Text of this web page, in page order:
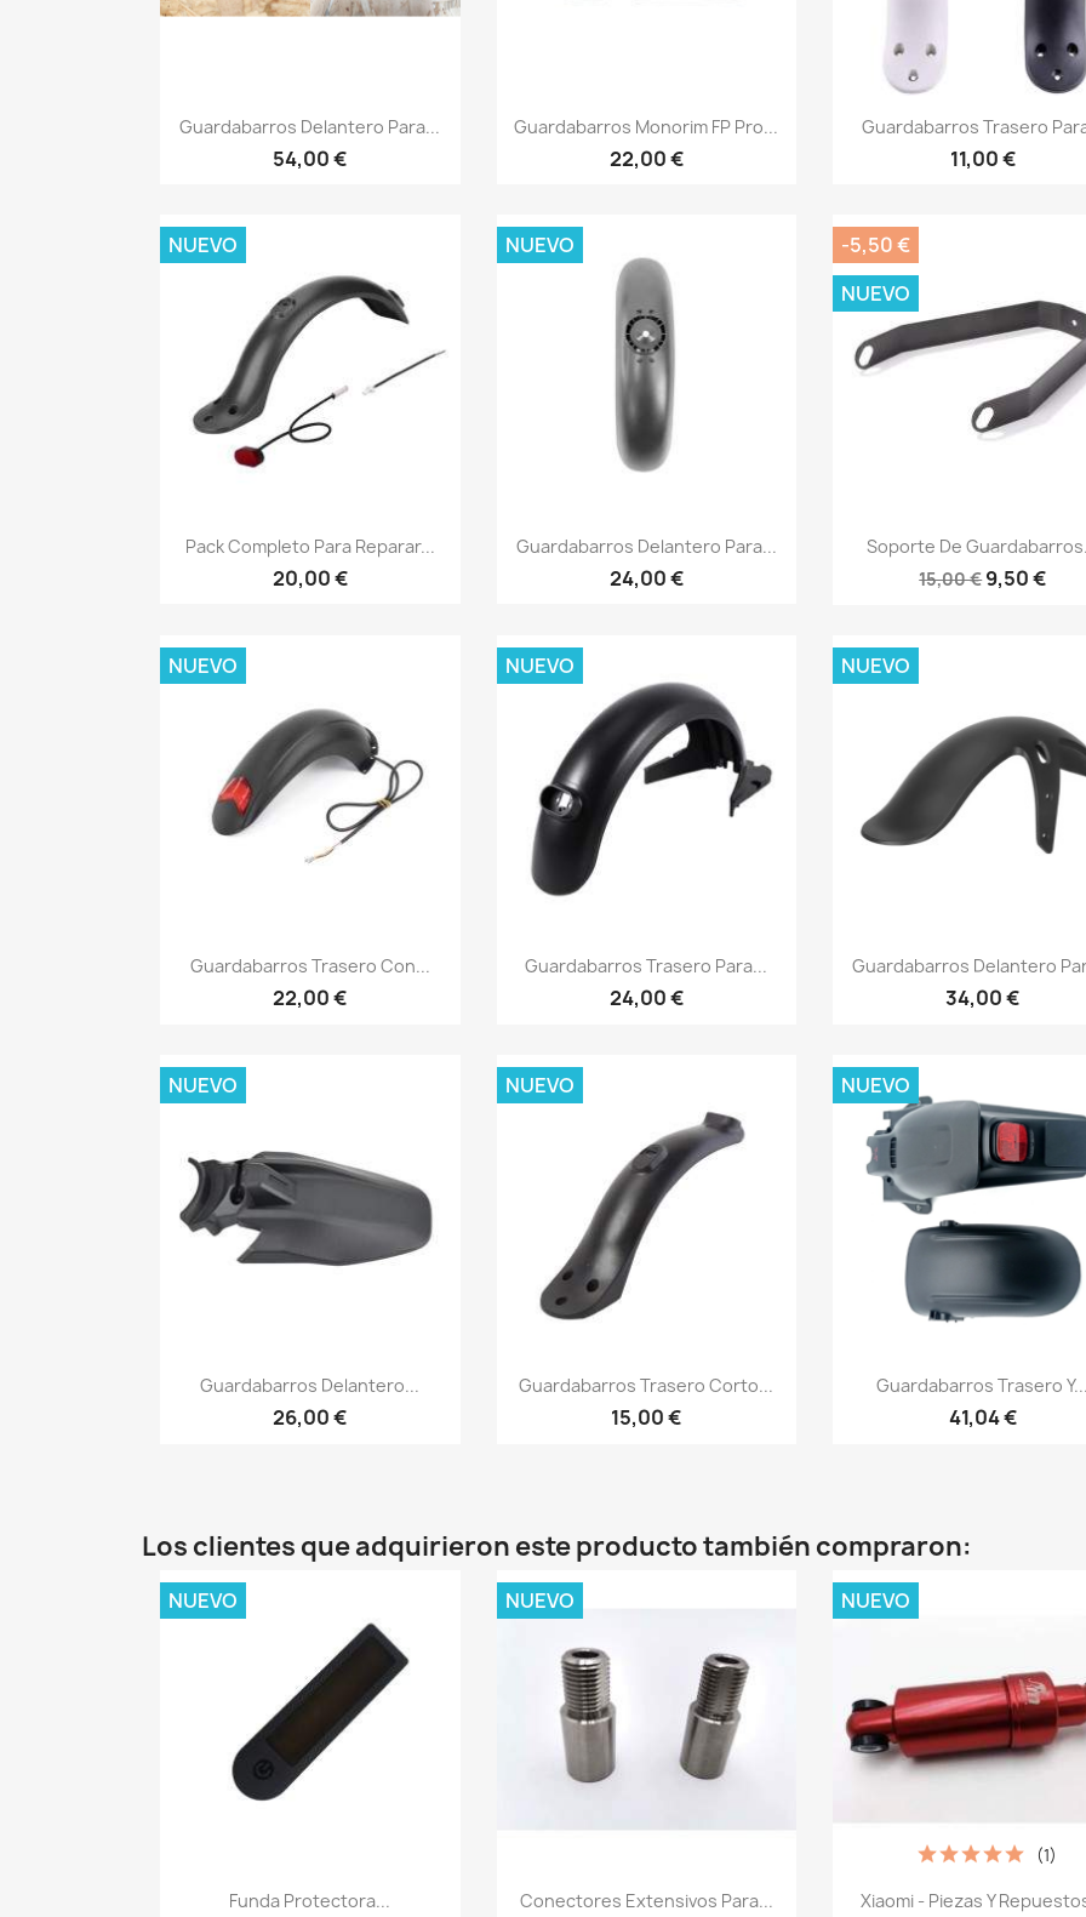
Vista rápida
Guardabarros Delantero Para...
54,00 €
Vista rápida
Guardabarros Monorim FP Pro...
22,00 €
Vista rápida
Guardabarros Trasero
11,00 €
Vista rápida
Pack Completo Para Reparar...
20,00 €
NUEVO
Vista rápida
Guardabarros Delantero Para...
24,00 €
NUEVO
 Vista rápida
Soporte De
15,00 €9,50 €
-5,50 €
NUEVO
Vista rápida
Guardabarros Trasero Con...
22,00 €
NUEVO
Vista rápida
Guardabarros Trasero Para...
24,00 €
NUEVO
Vista rápida
Guardabarros Delantero
34,00 €
NUEVO
Vista rápida
Guardabarros Delantero...
26,00 €
NUEVO
Vista rápida
Guardabarros Trasero Corto...
15,00 €
NUEVO
Vista rápida
Guardabarros Trasero Y...
41,04 €
NUEVO
Los clientes que adquirieron este producto también compraron:
Vista rápida
Funda Protectora...
NUEVO
Vista rápida
Conectores Extensivos Para...
NUEVO
Vista rápida
Xiaomi - Piezas Y
(1)
NUEVO